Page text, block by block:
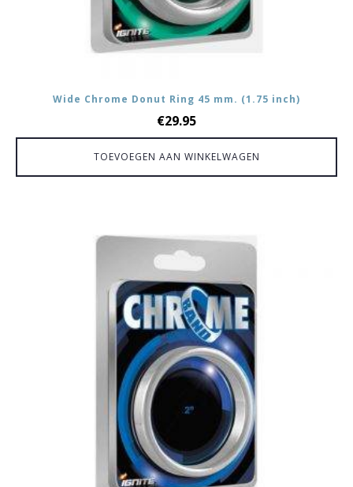
Wide Chrome Donut Ring 45 mm. (1.75 inch)
€29.95
TOEVOEGEN AAN WINKELWAGEN